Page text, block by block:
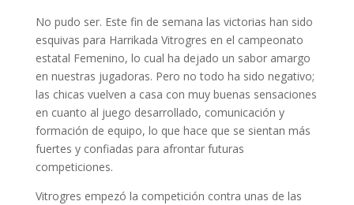
No pudo ser. Este fin de semana las victorias han sido
esquivas para Harrikada Vitrogres en el campeonato
estatal Femenino, lo cual ha dejado un sabor amargo
en nuestras jugadoras. Pero no todo ha sido negativo;
las chicas vuelven a casa con muy buenas sensaciones
en cuanto al juego desarrollado, comunicación y
formación de equipo, lo que hace que se sientan más
fuertes y confiadas para afrontar futuras
competiciones.
Vitrogres empezó la competición contra unas de las